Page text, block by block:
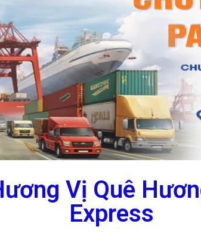
Vị Quê
Express